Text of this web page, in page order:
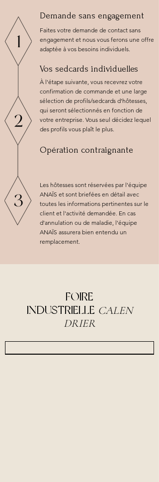
Demande sans engagement
Faites votre demande de contact sans
engagement et nous vous ferons une offre
adaptée à vos besoins individuels.
Vos sedcards individuelles
À l'étape suivante, vous recevrez votre
confirmation de commande et une large
sélection de profils/sedcards d'hôtesses,
qui seront sélectionnés en fonction de
votre entreprise. Vous seul décidez lequel
des profils vous plaît le plus.
Opération contraignante
Les hôtesses sont réservées par l'équipe
ANAÏS et sont briefées en détail avec
toutes les informations pertinentes sur le
client et l'activité demandée. En cas
d'annulation ou de maladie, l'équipe
ANAÏS assurera bien entendu un
remplacement.
FOIRE
INDUSTRIELLE CALEN
DRIER